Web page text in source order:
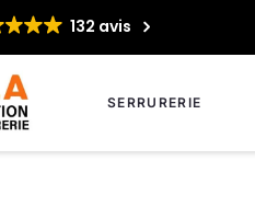
132 avis
SERRURERIE